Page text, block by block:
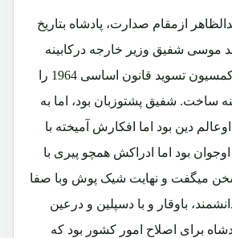
ازمقام صدارت، پادشاه بتاریخ
1972 محمد موسی شفیق وزیر خارجه درکابینه
قبلی و عضو فعال کمسیون تسوید قانون اساسی 1964 را
ساخت. شفیق پشتوزبان بود، اما به
دین بود اما افکارش آمیخته با
بود اما ادراکش همچو پیری با
سخن میگفت و نهایت شیک پوش وبا صفا
باوقار و با دسپلین و درعین
برای اصلاح امور کشور بود که